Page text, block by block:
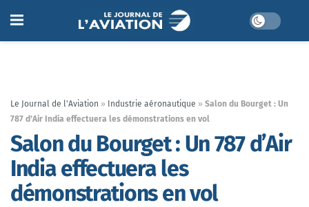
Le Journal de l'Aviation » Industrie aéronautique » Salon du Bourget : Un
787 d’Air India effectuera les démonstrations en vol
Salon du Bourget : Un 787 d’Air
India effectuera les
démonstrations en vol